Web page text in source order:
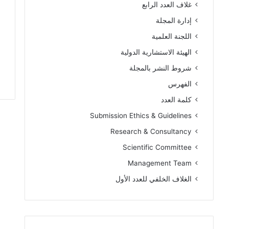
غلاف العدد الرابع
إدارة المجلة
اللجنة العلمية
الهيئة الاستشارية الدولية
شروط النشر بالمجلة
الفهرس
كلمة العدد
Submission Ethics & Guidelines
Research & Consultancy
Scientific Committee
Management Team
الغلاف الخلفي للعدد الأول